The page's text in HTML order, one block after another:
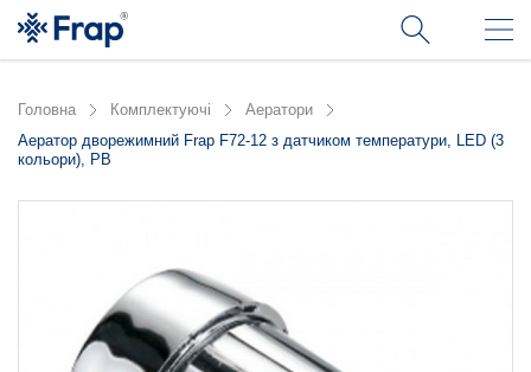
Головна Комплектуючі
Аератори
Аератор дворежимний Frap F72-12 з датчиком температури, LED (3
кольори), РВ